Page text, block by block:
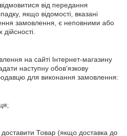
від передання
якщо відомості, вказані
замовлення, є неповними або
на сайті Інтернет-магазину
наступну обов’язкову
для виконання замовлення:
Товар (якщо доставка до